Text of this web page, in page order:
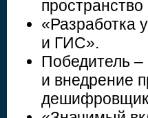
«Разработка
и ГИС».
Победитель
и внедрение